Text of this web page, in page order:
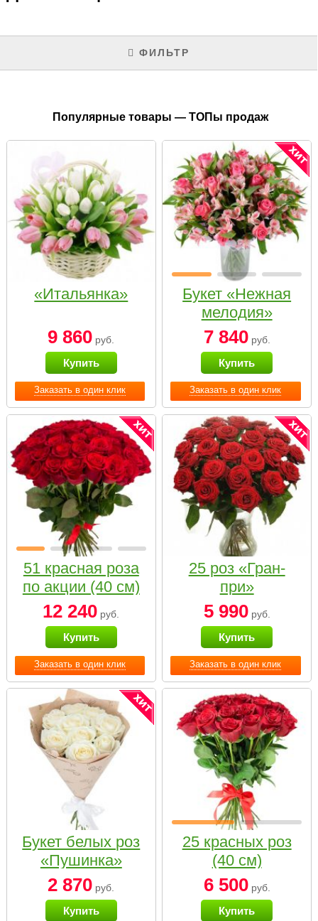
ФИЛЬТР
Популярные товары — ТОПы продаж
Заказать в один клик
«Итальянка»
9 860 руб.
Купить
Заказать в один клик
Букет «Нежная
мелодия»
7 840руб.
Купить
Заказать в один клик
51 красная роза
по акции (40 см)
12 240 руб.
Купить
Заказать в один клик
25 роз «Гран-
при»
5 990руб.
Купить
Букет белых роз
«Пушинка»
2 870 руб.
Купить
25 красных роз
(40 см)
6 500руб.
Купить